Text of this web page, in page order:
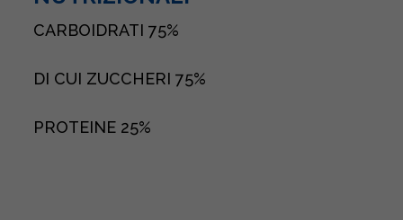
CARBOIDRATI 75%
DI CUI ZUCCHERI 75%
PROTEINE 25%